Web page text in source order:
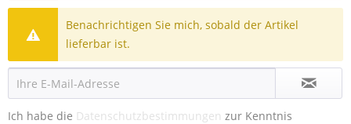
Benachrichtigen Sie mich, sobald der Artikel
lieferbar ist.
Ich habe die Datenschutzbestimmungen zur Kenntnis